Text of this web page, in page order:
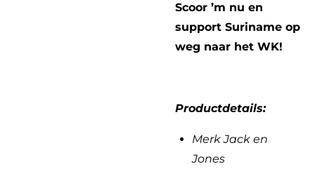
Scoor ’m nu en
support Suriname op
weg naar het WK!
Productdetails:
Merk Jack en
Jones